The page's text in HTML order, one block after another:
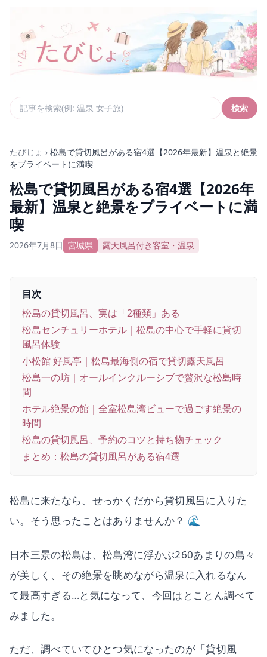
検索
たびじょ › 松島で貸切風呂がある宿4選【2026年最新】温泉と絶景
をプライベートに満喫
松島で貸切風呂がある宿4選【2026年
最新】温泉と絶景をプライベートに満
喫
2026年7月8日 宮城県 露天風呂付き客室・温泉
目次
松島の貸切風呂、実は「2種類」ある
松島センチュリーホテル｜松島の中心で手軽に貸切
風呂体験
小松館 好風亭｜松島最海側の宿で貸切露天風呂
松島一の坊｜オールインクルーシブで贅沢な松島時
間
ホテル絶景の館｜全室松島湾ビューで過ごす絶景の
時間
松島の貸切風呂、予約のコツと持ち物チェック
まとめ：松島の貸切風呂がある宿4選
松島に来たなら、せっかくだから貸切風呂に入りた
い。そう思ったことはありませんか？ 🌊
日本三景の松島は、松島湾に浮かぶ260あまりの島々
が美しく、その絶景を眺めながら温泉に入れるなん
て最高すぎる…と気になって、今回はとことん調べて
みました。
ただ、調べていてひとつ気になったのが「貸切風